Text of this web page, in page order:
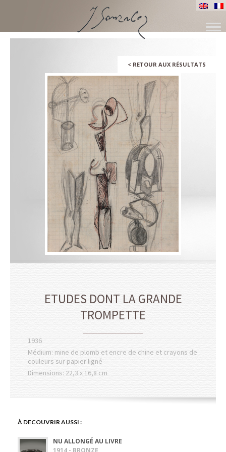
ALLER
< RETOUR AUX RÉSULTATS
ETUDES DONT LA GRANDE
TROMPETTE
1936
Médium: mine de plomb et encre de chine et crayons de
couleurs sur papier ligné
Dimensions: 22,3 x 16,8 cm
À DECOUVRIR AUSSI :
NU ALLONGÉ AU LIVRE
1914 - BRONZE